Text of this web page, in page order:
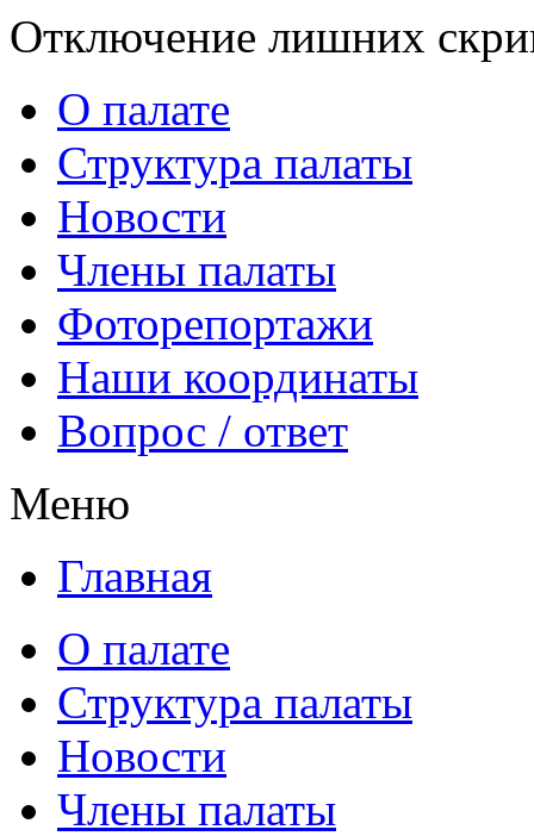
Отключение лишних
О палате
Структура палаты
Новости
Члены палаты
Фоторепортажи
Наши координаты
Вопрос / ответ
Меню
Главная
О палате
Структура палаты
Новости
Члены палаты